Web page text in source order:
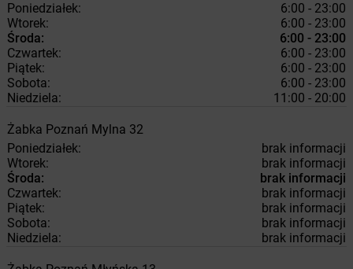
Poniedziałek:
6:00 - 23:00
Wtorek:
6:00 - 23:00
Środa:
6:00 - 23:00
Czwartek:
6:00 - 23:00
Piątek:
6:00 - 23:00
Sobota:
6:00 - 23:00
Niedziela:
11:00 - 20:00
Żabka Poznań Mylna 32
Poniedziałek:
brak informacji
Wtorek:
brak informacji
Środa:
brak informacji
Czwartek:
brak informacji
Piątek:
brak informacji
Sobota:
brak informacji
Niedziela:
brak informacji